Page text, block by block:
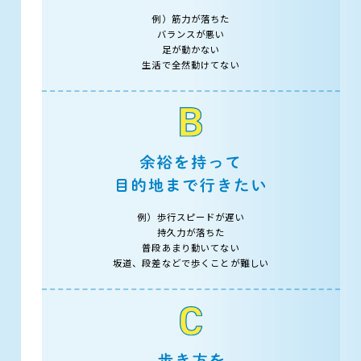
例）筋力が落ちた
バランスが悪い
足が動かない
生活で全然動けてない
例）歩行スピードが遅い
持久力が落ちた
普段あまり動いてない
坂道、段差などで歩くことが難しい